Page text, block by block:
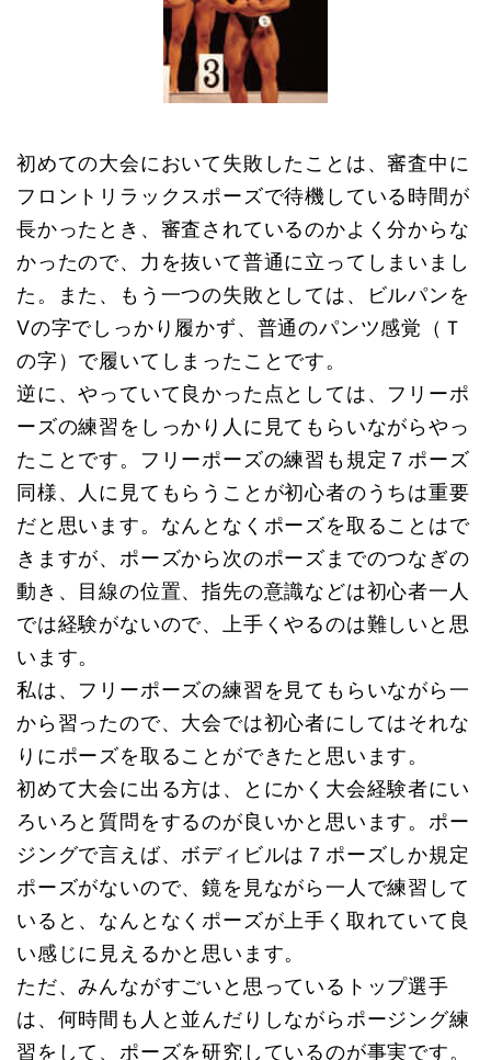
初めての大会において失敗したことは、審査中に
フロントリラックスポーズで待機している時間が
長かったとき、審査されているのかよく分からな
かったので、力を抜いて普通に立ってしまいまし
た。また、もう一つの失敗としては、ビルパンを
Ⅴの字でしっかり履かず、普通のパンツ感覚（Ｔ
の字）で履いてしまったことです。
逆に、やっていて良かった点としては、フリーポ
ーズの練習をしっかり人に見てもらいながらやっ
たことです。フリーポーズの練習も規定７ポーズ
同様、人に見てもらうことが初心者のうちは重要
だと思います。なんとなくポーズを取ることはで
きますが、ポーズから次のポーズまでのつなぎの
動き、目線の位置、指先の意識などは初心者一人
では経験がないので、上手くやるのは難しいと思
います。
私は、フリーポーズの練習を見てもらいながら一
から習ったので、大会では初心者にしてはそれな
りにポーズを取ることができたと思います。
初めて大会に出る方は、とにかく大会経験者にい
ろいろと質問をするのが良いかと思います。ポー
ジングで言えば、ボディビルは７ポーズしか規定
ポーズがないので、鏡を見ながら一人で練習して
いると、なんとなくポーズが上手く取れていて良
い感じに見えるかと思います。
ただ、みんながすごいと思っているトップ選手
は、何時間も人と並んだりしながらポージング練
習をして、ポーズを研究しているのが事実です。